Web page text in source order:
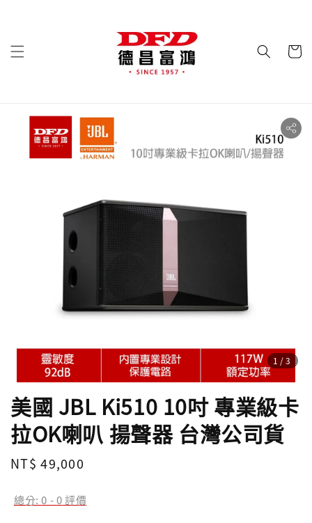
1 /3
美國 JBL Ki510 10吋 專業級卡
拉OK喇叭 揚聲器 台灣公司貨
Regular
NT$ 49,000
總分:0 -0評價